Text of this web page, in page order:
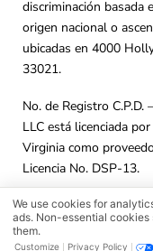
discriminación basada
origen nacional o
ubicadas en 4000
33021.
No. de Registro
LLC está licenciada
Virginia como
Licencia No. DSP-13.
© 2001 – 2026
Reservados.
We use cookies for
ads. Non-essential
them.
Customize Privacy Policy